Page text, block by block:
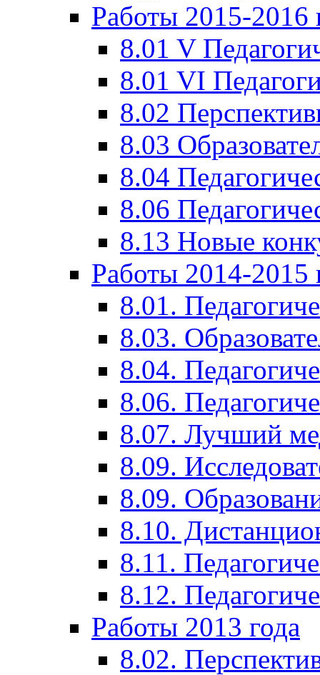
Работы 2015-2016
8.01 V
8.01 VI
8.02
8.03
8.04
8.06
8.13 Новые
Работы 2014-2015
8.01.
8.03.
8.04.
8.06.
8.07. Лучший
8.09.
8.09.
8.10.
8.11.
8.12.
Работы 2013 года
8.02.